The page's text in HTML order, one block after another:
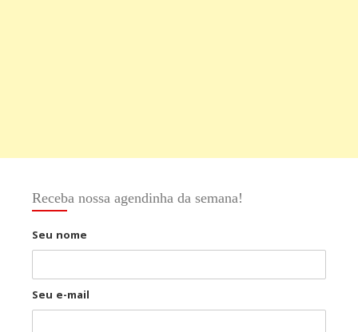
Receba nossa agendinha da semana!
Seu nome
Seu e-mail